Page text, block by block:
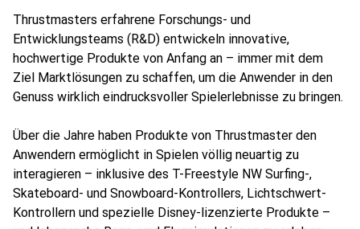
Thrustmasters erfahrene Forschungs- und
Entwicklungsteams (R&D) entwickeln innovative,
hochwertige Produkte von Anfang an – immer mit dem
Ziel Marktlösungen zu schaffen, um die Anwender in den
Genuss wirklich eindrucksvoller Spielerlebnisse zu bringen.
Über die Jahre haben Produkte von Thrustmaster den
Anwendern ermöglicht in Spielen völlig neuartig zu
interagieren – inklusive des T-Freestyle NW Surfing-,
Skateboard- und Snowboard-Kontrollers, Lichtschwert-
Kontrollern und spezielle Disney-lizenzierte Produkte –